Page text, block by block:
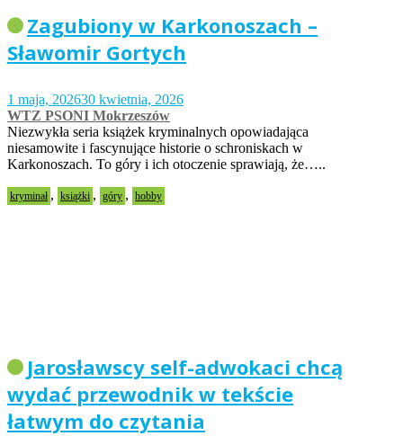
Zagubiony w Karkonoszach –
Sławomir Gortych
1 maja, 202630 kwietnia, 2026
WTZ PSONI Mokrzeszów
Niezwykła seria książek kryminalnych opowiadająca
niesamowite i fascynujące historie o schroniskach w
Karkonoszach. To góry i ich otoczenie sprawiają, że…..
kryminał , książki , góry , hobby
Jarosławscy self-adwokaci chcą
wydać przewodnik w tekście
łatwym do czytania